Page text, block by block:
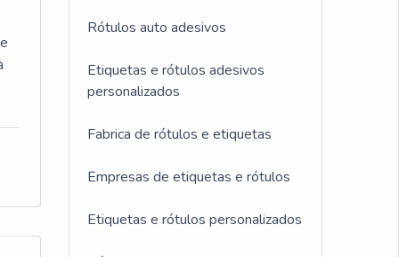
Rótulos auto adesivos
Etiquetas e rótulos adesivos
personalizados
Fabrica de rótulos e etiquetas
Empresas de etiquetas e rótulos
Etiquetas e rótulos personalizados